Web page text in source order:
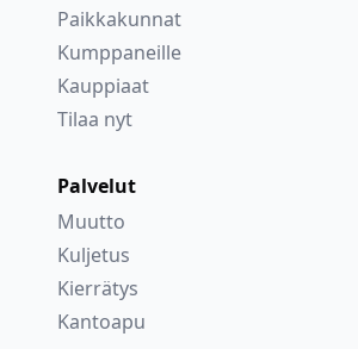
Paikkakunnat
Kumppaneille
Kauppiaat
Tilaa nyt
Palvelut
Muutto
Kuljetus
Kierrätys
Kantoapu